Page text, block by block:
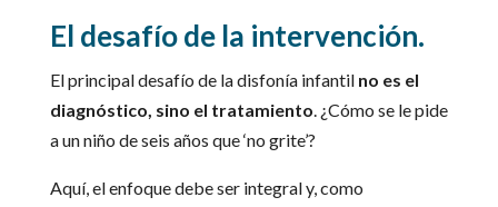
El desafío de la intervención.
El principal desafío de la disfonía infantil no es el
diagnóstico, sino el tratamiento . ¿Cómo se le pide
a un niño de seis años que ‘no grite’?
Aquí, el enfoque debe ser integral y, como